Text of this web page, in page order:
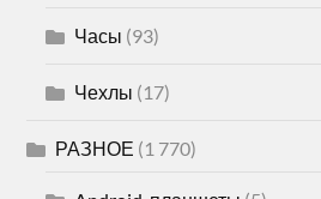
Часы (93)
Чехлы (17)
РАЗНОЕ (1 770)